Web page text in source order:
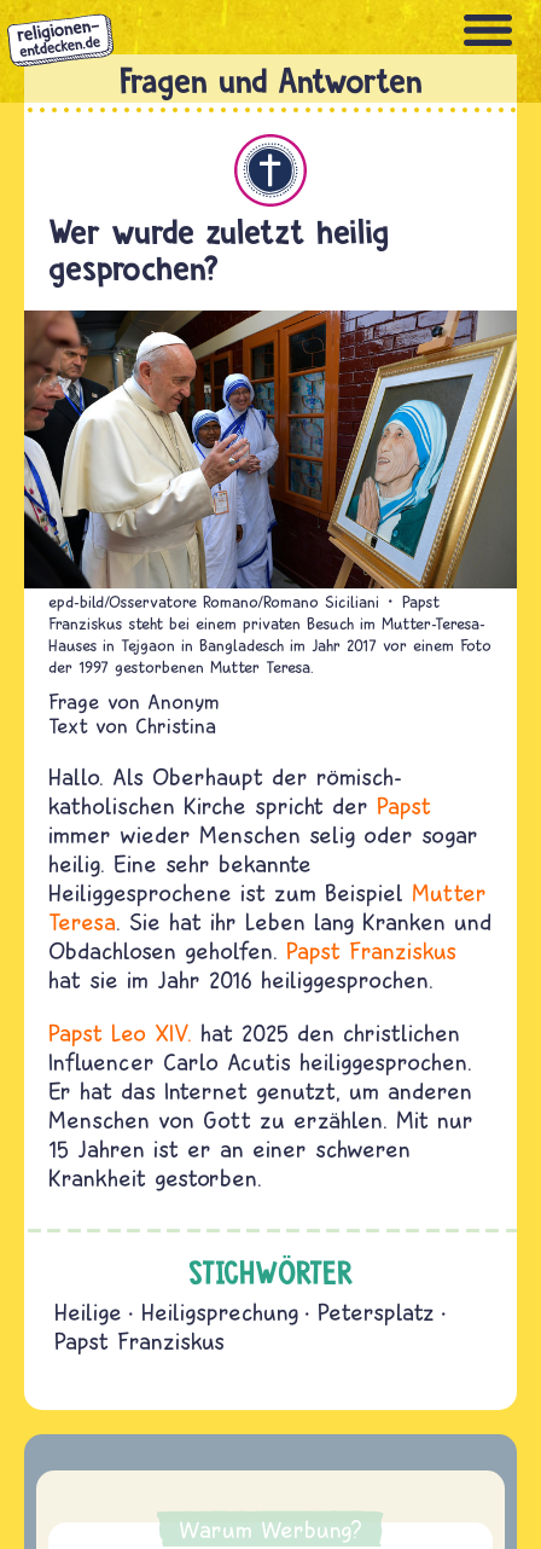
Direkt
zum
Inhalt
Wer wurde zuletzt heilig
gesprochen?
epd-bild/Osservatore Romano/Romano Siciliani
Papst
Franziskus steht bei einem privaten Besuch im Mutter-Teresa-
Hauses in Tejgaon in Bangladesch im Jahr 2017 vor einem Foto
der 1997 gestorbenen Mutter Teresa.
Anonym
Text von Christina
Hallo. Als Oberhaupt der römisch-
katholischen Kirche spricht der Papst
immer wieder Menschen selig oder sogar
heilig. Eine sehr bekannte
Heiliggesprochene ist zum Beispiel Mutter
Teresa. Sie hat ihr Leben lang Kranken und
Obdachlosen geholfen. Papst Franziskus
hat sie im Jahr 2016 heiliggesprochen.
Papst Leo XIV. hat 2025 den christlichen
Influencer Carlo Acutis heiliggesprochen.
Er hat das Internet genutzt, um anderen
Menschen von Gott zu erzählen. Mit nur
15 Jahren ist er an einer schweren
Krankheit gestorben.
STICHWÖRTER
Heilige Heiligsprechung
Petersplatz
Papst Franziskus
Warum Werbung?